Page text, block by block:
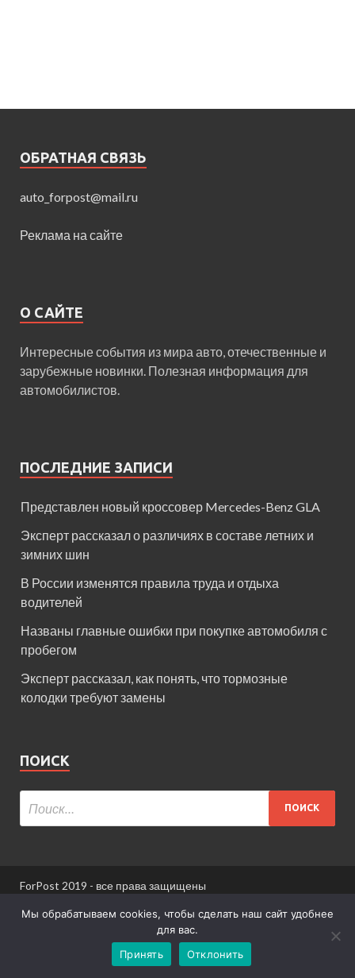
ОБРАТНАЯ СВЯЗЬ
auto_forpost@mail.ru
Реклама на сайте
О САЙТЕ
Интересные события из мира авто, отечественные и
зарубежные новинки. Полезная информация для
автомобилистов.
ПОСЛЕДНИЕ ЗАПИСИ
Представлен новый кроссовер Mercedes-Benz GLA
Эксперт рассказал о различиях в составе летних и
зимних шин
В России изменятся правила труда и отдыха
водителей
Названы главные ошибки при покупке автомобиля с
пробегом
Эксперт рассказал, как понять, что тормозные
колодки требуют замены
ПОИСК
ForPost 2019 - все права защищены
При использовании материалов сайта ссылка
Информация для пользователей сайта
Мы обрабатываем cookies, чтобы сделать наш сайт удобнее
для вас.
Принять
Отклонить